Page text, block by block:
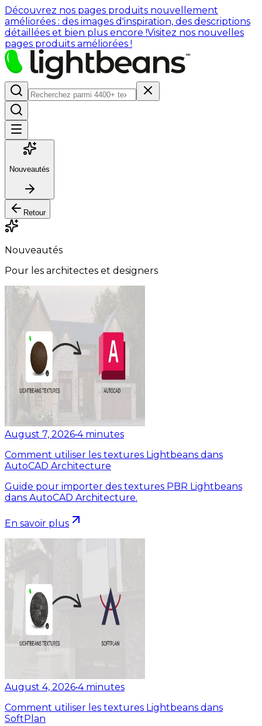
Découvrez nos pages produits nouvellement
améliorées : des images d'inspiration, des descriptions
détaillées et bien plus encore !Visitez nos nouvelles
pages produits améliorées !
Nouveautés
Retour
Nouveautés
Pour les architectes et designers
August 7, 2026•4 minutes
Comment utiliser les textures Lightbeans dans
AutoCAD Architecture
Guide pour importer des textures PBR Lightbeans
dans AutoCAD Architecture.
En savoir plus
August 4, 2026•4 minutes
Comment utiliser les textures Lightbeans dans
SoftPlan